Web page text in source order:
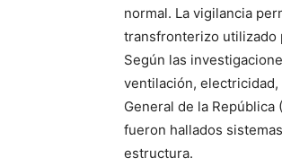
normal. La vigilancia
transfronterizo utilizado
Según las
ventilación,
General de la República
fueron hallados
estructura.